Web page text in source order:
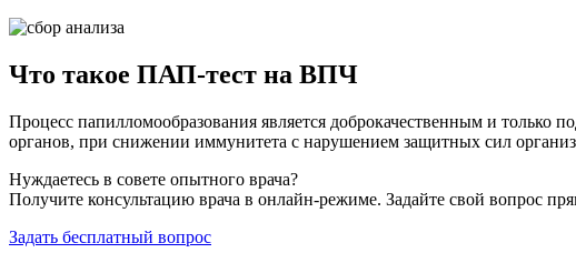
Что такое ПАП-тест на ВПЧ
Процесс папилломообразования является доброкачественным и
органов, при снижении иммунитета с нарушением защитных сил
Нуждаетесь в совете опытного врача?
Получите консультацию врача в онлайн-режиме. Задайте свой вопрос
Задать бесплатный вопрос